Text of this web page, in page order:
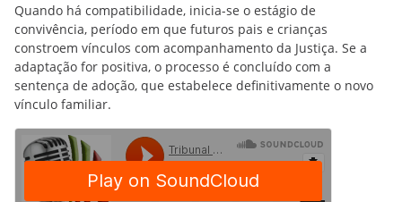
Quando há compatibilidade, inicia-se o estágio de
convivência, período em que futuros pais e crianças
constroem vínculos com acompanhamento da Justiça. Se a
adaptação for positiva, o processo é concluído com a
sentença de adoção, que estabelece definitivamente o novo
vínculo familiar.